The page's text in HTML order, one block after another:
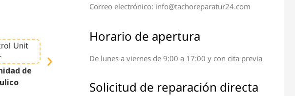
de
Reparación de Terminal y
Reparación de Todos los
Correo electrónico: info@tachoreparatur24.com
Horario de apertura
De lunes a viernes de 9:00 a 17:00 y con cita previa
Solicitud de reparación directa